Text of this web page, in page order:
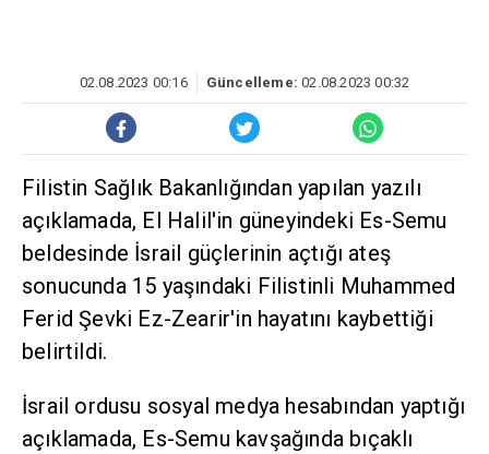
02.08.2023 00:16 Güncelleme: 02.08.2023 00:32
Filistin Sağlık Bakanlığından yapılan yazılı
açıklamada, El Halil'in güneyindeki Es-Semu
beldesinde İsrail güçlerinin açtığı ateş
sonucunda 15 yaşındaki Filistinli Muhammed
Ferid Şevki Ez-Zearir'in hayatını kaybettiği
belirtildi.
İsrail ordusu sosyal medya hesabından yaptığı
açıklamada, Es-Semu kavşağında bıçaklı